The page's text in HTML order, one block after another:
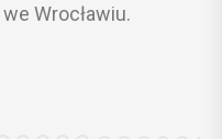
Wrocławiu.